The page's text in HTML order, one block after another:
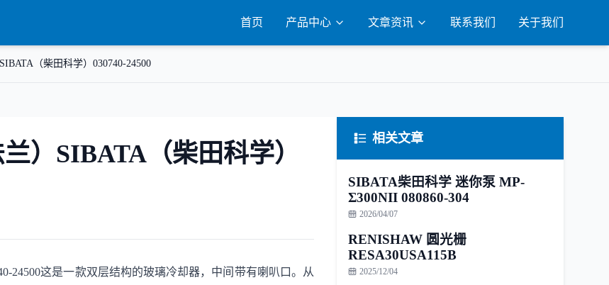
首页 产品中心 文章资讯 联系我们 关于我们
（柴田科学）030740-24500
）SIBATA（柴田科学）
24500这是一款双层结构的玻璃冷却器，中间带有喇叭口。从
相关文章
SIBATA柴田科学 迷你泵 MP-
Σ300NII 080860-304
2026/04/07
RENISHAW 圆光栅
RESA30USA115B
2025/12/04